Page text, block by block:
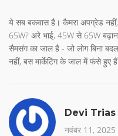
ये सब बकवास है। कैमरा अपग्रेड नहीं,
65W? अरे भाई, 45W से 65W
सैमसंग का जाल है - जो लोग बिना
नहीं, बस मार्केटिंग के जाल में फंसे हुए
Devi Trias
नवंबर 11,